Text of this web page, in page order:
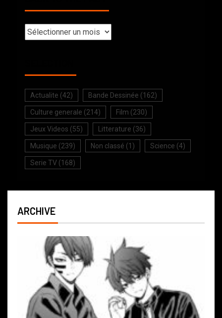
Actualite (42) Bande Dessinée (162)
Culture generale (214) Film (230)
Jeux Videos (55) Litterature (36)
Musique (239) Non classé (1) Science (4)
Serie TV (168)
ARCHIVE